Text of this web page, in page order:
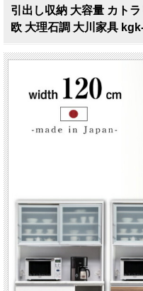
引出し収納 大容量 カト
欧 大理石調 大川家具